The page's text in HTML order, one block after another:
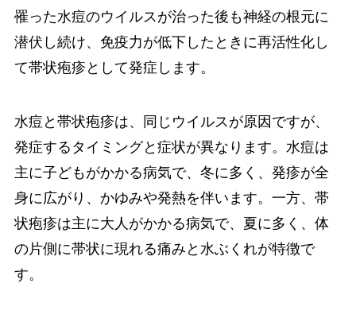
罹った水痘のウイルスが治った後も神経の根元に
潜伏し続け、免疫力が低下したときに再活性化し
て帯状疱疹として発症します。
水痘と帯状疱疹は、同じウイルスが原因ですが、
発症するタイミングと症状が異なります。水痘は
主に子どもがかかる病気で、冬に多く、発疹が全
身に広がり、かゆみや発熱を伴います。一方、帯
状疱疹は主に大人がかかる病気で、夏に多く、体
の片側に帯状に現れる痛みと水ぶくれが特徴で
す。